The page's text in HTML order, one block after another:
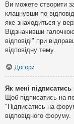
Ви можете створити
клацнувши по
яке знаходиться у
Відзначивши
відповіді" при
відповідну тему.
Догори
Як мені
Щоб підписатись на
"Підписатись на
відповідного форуму.